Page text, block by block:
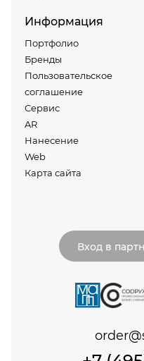
Информация
Портфолио
Бренды
Пользовательское
соглашение
Сервис
AR
Нанесение
Web
Карта сайта
Вход в